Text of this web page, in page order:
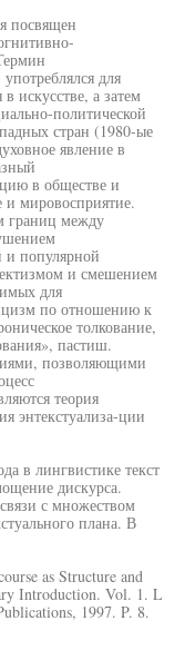
посвящен
для
искусстве, а затем
политической
стран (1980-ые
явление в
в обществе и
мировосприятие.
границ между
и популярной
и смешением
для
по отношению к
толкование,
пастиш.
позволяющими
теория
энтекстуализа-ции
в лингвистике текст
дискурса.
с множеством
плана. В
as Structure and
Introduction. Vol. 1. L
1997. P. 8.